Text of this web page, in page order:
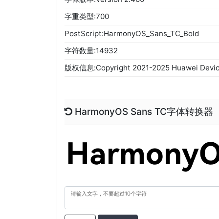
字重类型:700
PostScript:HarmonyOS_Sans_TC_Bold
字符数量:14932
版权信息:Copyright 2021-2025 Huawei
HarmonyOS Sans TC字体转换器